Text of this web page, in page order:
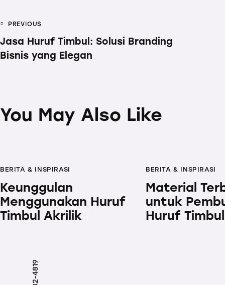
PREVIOUS
Jasa Huruf Timbul: Solusi Branding
Bisnis yang Elegan
You May Also Like
BERITA & INSPIRASI
Keunggulan
Menggunakan Huruf
Timbul Akrilik
BERITA & INSPIRASI
Material
untuk
Huruf Timbul